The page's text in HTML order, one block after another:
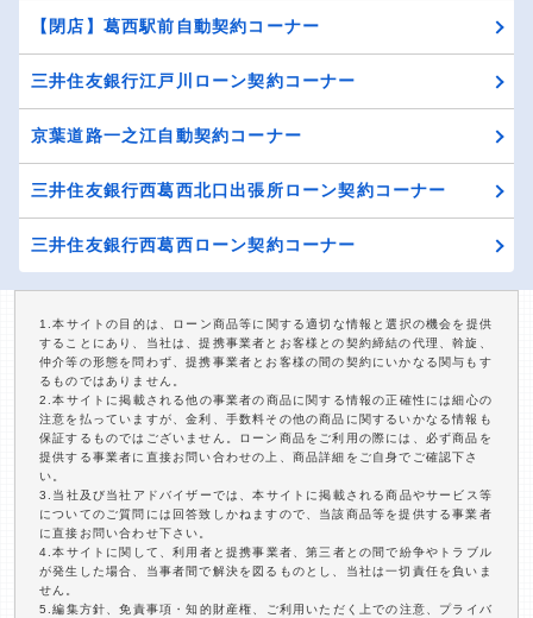
【閉店】葛西駅前自動契約コーナー
三井住友銀行江戸川ローン契約コーナー
京葉道路一之江自動契約コーナー
三井住友銀行西葛西北口出張所ローン契約コーナー
三井住友銀行西葛西ローン契約コーナー
1.本サイトの目的は、ローン商品等に関する適切な情報と選択の機会を提供
することにあり、当社は、提携事業者とお客様との契約締結の代理、斡旋、
仲介等の形態を問わず、提携事業者とお客様の間の契約にいかなる関与もす
るものではありません。
2.本サイトに掲載される他の事業者の商品に関する情報の正確性には細心の
注意を払っていますが、金利、手数料その他の商品に関するいかなる情報も
保証するものではございません。ローン商品をご利用の際には、必ず商品を
提供する事業者に直接お問い合わせの上、商品詳細をご自身でご確認下さ
い。
3.当社及び当社アドバイザーでは、本サイトに掲載される商品やサービス等
についてのご質問には回答致しかねますので、当該商品等を提供する事業者
に直接お問い合わせ下さい。
4.本サイトに関して、利用者と提携事業者、第三者との間で紛争やトラブル
が発生した場合、当事者間で解決を図るものとし、当社は一切責任を負いま
せん。
5.編集方針、免責事項・知的財産権、ご利用いただく上での注意、プライバ